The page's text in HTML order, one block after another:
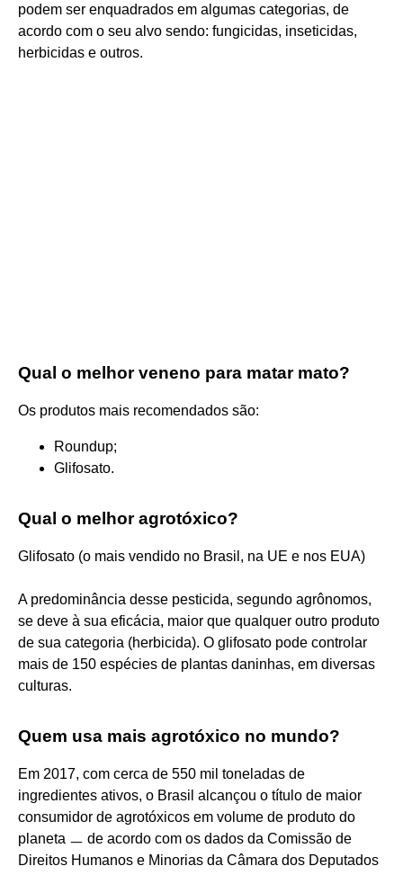
podem ser enquadrados em algumas categorias, de
acordo com o seu alvo sendo: fungicidas, inseticidas,
herbicidas e outros.
Qual o melhor veneno para matar mato?
Os produtos mais recomendados são:
Roundup;
Glifosato.
Qual o melhor agrotóxico?
Glifosato (o mais vendido no Brasil, na UE e nos EUA)
A predominância desse pesticida, segundo agrônomos,
se deve à sua eficácia, maior que qualquer outro produto
de sua categoria (herbicida). O glifosato pode controlar
mais de 150 espécies de plantas daninhas, em diversas
culturas.
Quem usa mais agrotóxico no mundo?
Em 2017, com cerca de 550 mil toneladas de
ingredientes ativos, o Brasil alcançou o título de maior
consumidor de agrotóxicos em volume de produto do
planeta ㅡ de acordo com os dados da Comissão de
Direitos Humanos e Minorias da Câmara dos Deputados